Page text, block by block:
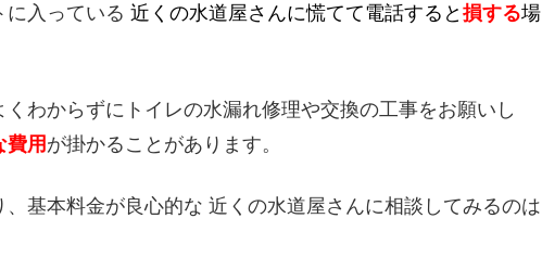
入っている 近くの水道屋さんに慌てて電話すると 損する場
くわからずにトイレの水漏れ修理や交換の工事をお願いし
費用 が掛かることがあります。
基本料金が良心的な 近くの水道屋さんに相談してみるのは